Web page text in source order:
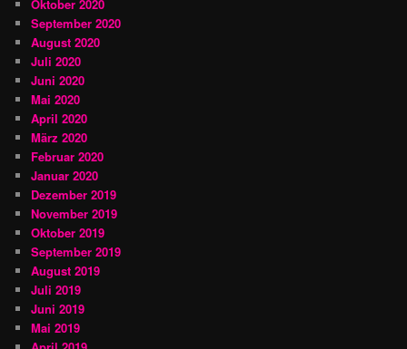
Oktober 2020
September 2020
August 2020
Juli 2020
Juni 2020
Mai 2020
April 2020
März 2020
Februar 2020
Januar 2020
Dezember 2019
November 2019
Oktober 2019
September 2019
August 2019
Juli 2019
Juni 2019
Mai 2019